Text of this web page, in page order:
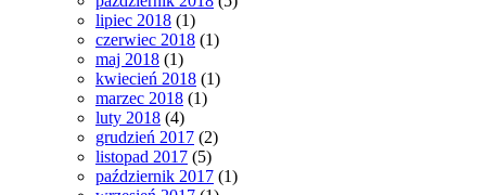
lipiec 2018 (1)
czerwiec 2018 (1)
maj 2018 (1)
kwiecień 2018 (1)
marzec 2018 (1)
luty 2018 (4)
grudzień 2017 (2)
listopad 2017 (5)
październik 2017 (1)